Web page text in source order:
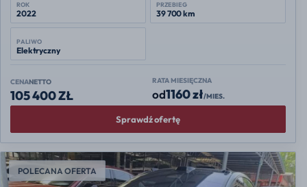
ROK
2022
PRZEBIEG
39 700 km
PALIWO
Elektryczny
CENANETTO
105 400 ZŁ
RATA MIESIĘCZNA
od1160 zł/MIES.
Sprawdź ofertę
POLECANA OFERTA